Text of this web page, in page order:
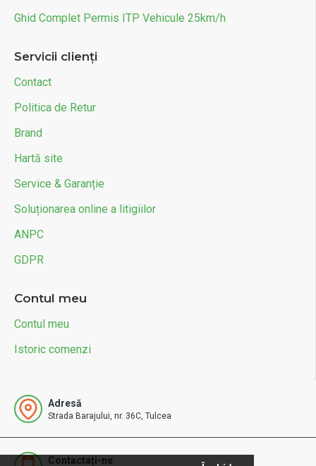
Ghid Complet Permis ITP Vehicule 25km/h
Servicii clienți
Contact
Politica de Retur
Brand
Hartă site
Service & Garanție
Soluționarea online a litigiilor
ANPC
GDPR
Contul meu
Contul meu
Istoric comenzi
Adresă
Strada Barajului, nr. 36C, Tulcea
Contactați-ne